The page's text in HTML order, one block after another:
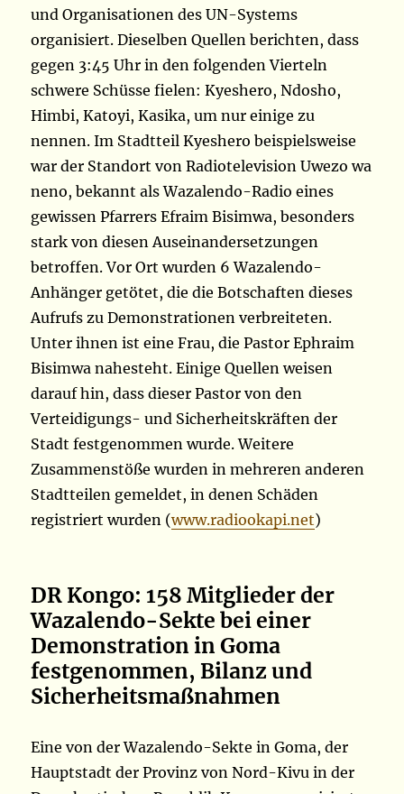
und Organisationen des UN-Systems
organisiert. Dieselben Quellen berichten, dass
gegen 3:45 Uhr in den folgenden Vierteln
schwere Schüsse fielen: Kyeshero, Ndosho,
Himbi, Katoyi, Kasika, um nur einige zu
nennen. Im Stadtteil Kyeshero beispielsweise
war der Standort von Radiotelevision Uwezo wa
neno, bekannt als Wazalendo-Radio eines
gewissen Pfarrers Efraim Bisimwa, besonders
stark von diesen Auseinandersetzungen
betroffen. Vor Ort wurden 6 Wazalendo-
Anhänger getötet, die die Botschaften dieses
Aufrufs zu Demonstrationen verbreiteten.
Unter ihnen ist eine Frau, die Pastor Ephraim
Bisimwa nahesteht. Einige Quellen weisen
darauf hin, dass dieser Pastor von den
Verteidigungs- und Sicherheitskräften der
Stadt festgenommen wurde. Weitere
Zusammenstöße wurden in mehreren anderen
Stadtteilen gemeldet, in denen Schäden
registriert wurden (www.radiookapi.net)
DR Kongo: 158 Mitglieder der
Wazalendo-Sekte bei einer
Demonstration in Goma
festgenommen, Bilanz und
Sicherheitsmaßnahmen
Eine von der Wazalendo-Sekte in Goma, der
Hauptstadt der Provinz von Nord-Kivu in der